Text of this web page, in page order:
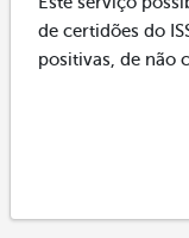
de certidões do
positivas, de não